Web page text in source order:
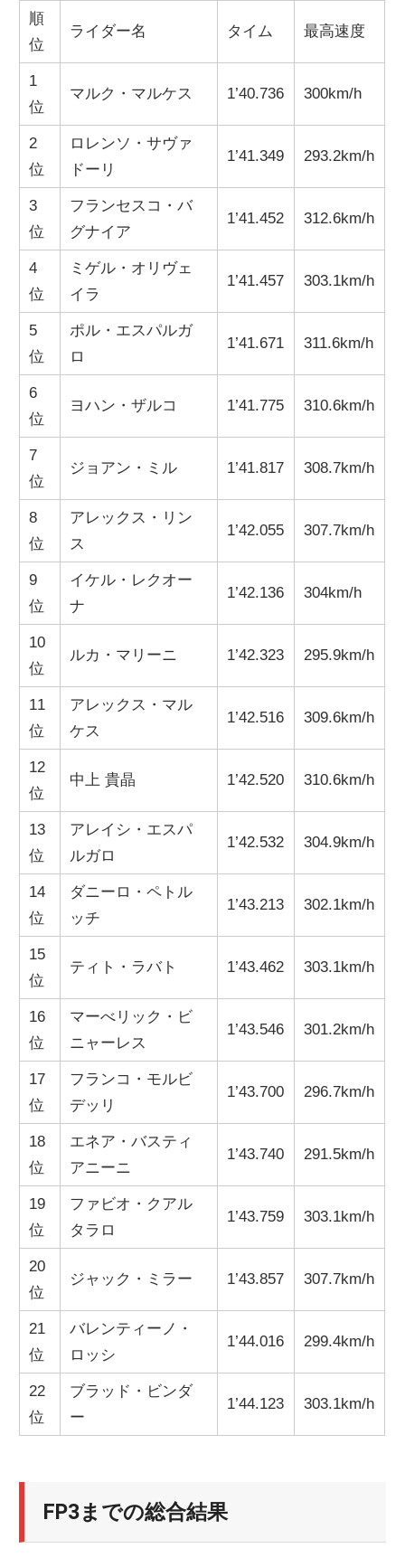
順
位
ライダー名 タイム 最高速度
1
位
マルク・マルケス 1’40.736 300km/h
2
位
ロレンソ・サヴァ
ドーリ
1’41.349 293.2km/h
3
位
フランセスコ・バ
グナイア
1’41.452 312.6km/h
4
位
ミゲル・オリヴェ
イラ
1’41.457 303.1km/h
5
位
ポル・エスパルガ
ロ
1’41.671 311.6km/h
6
位
ヨハン・ザルコ 1’41.775 310.6km/h
7
位
ジョアン・ミル 1’41.817 308.7km/h
8
位
アレックス・リン
ス
1’42.055 307.7km/h
9
位
イケル・レクオー
ナ
1’42.136 304km/h
10
位
ルカ・マリーニ 1’42.323 295.9km/h
11
位
アレックス・マル
ケス
1’42.516 309.6km/h
12
位
中上 貴晶 1’42.520 310.6km/h
13
位
アレイシ・エスパ
ルガロ
1’42.532 304.9km/h
14
位
ダニーロ・ペトル
ッチ
1’43.213 302.1km/h
15
位
ティト・ラバト 1’43.462 303.1km/h
16
位
マーべリック・ビ
ニャーレス
1’43.546 301.2km/h
17
位
フランコ・モルビ
デッリ
1’43.700 296.7km/h
18
位
エネア・バスティ
アニーニ
1’43.740 291.5km/h
19
位
ファビオ・クアル
タラロ
1’43.759 303.1km/h
20
位
ジャック・ミラー 1’43.857 307.7km/h
21
位
バレンティーノ・
ロッシ
1’44.016 299.4km/h
22
位
ブラッド・ビンダ
ー
1’44.123 303.1km/h
FP3までの総合結果